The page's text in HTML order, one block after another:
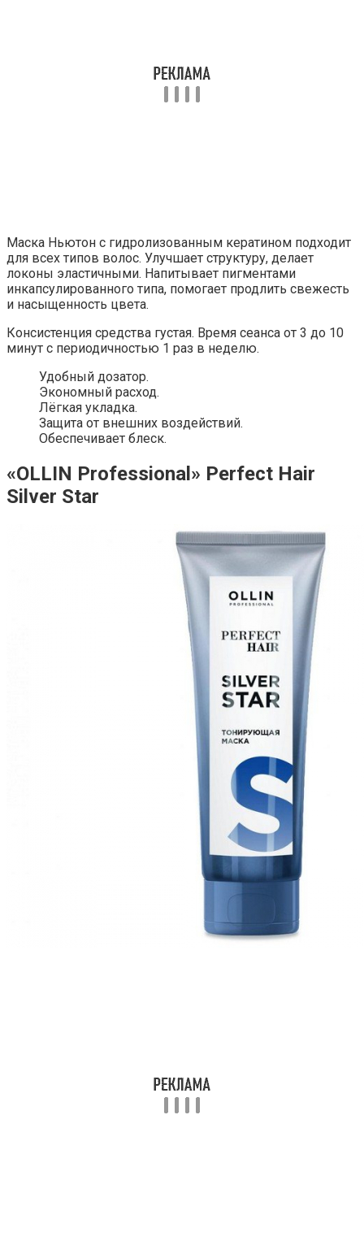
Маска Ньютон с гидролизованным кератином подходит
для всех типов волос. Улучшает структуру, делает
локоны эластичными. Напитывает пигментами
инкапсулированного типа, помогает продлить свежесть
и насыщенность цвета.
Консистенция средства густая. Время сеанса от 3 до 10
минут с периодичностью 1 раз в неделю.
Удобный дозатор.
Экономный расход.
Лёгкая укладка.
Защита от внешних воздействий.
Обеспечивает блеск.
«OLLIN Professional» Perfect Hair
Silver Star